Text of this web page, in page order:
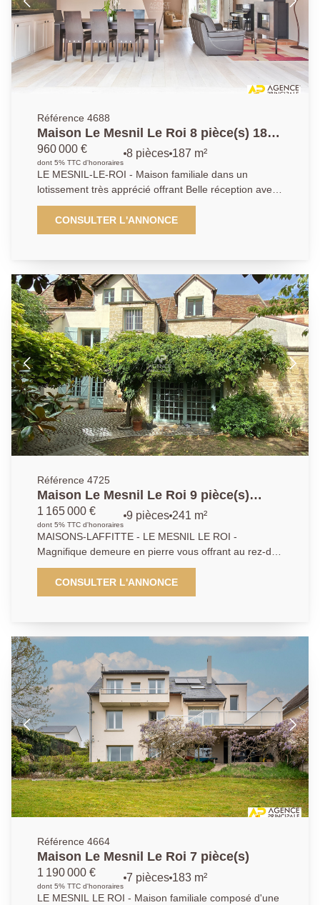
Référence 4688
Maison Le Mesnil Le Roi 8 pièce(s) 187
m2
960 000 €
dont 5% TTC d'honoraires
8 pièces 187 m²
LE MESNIL-LE-ROI - Maison familiale dans un
lotissement très apprécié offrant Belle réception avec
cheminée -et Véranda ouvrant directement sur jardin
clos et sans vis à vis - Cuisine ouverte aménagée et
équipée et Arrière cuisine - Cave à vin. 5 chambres
(possibilité 6ème chambre) - Jardin clos - Garage
double avec recharge électrique. Agence Principale -
AP: 01.39.62.04.04
CONSULTER L'ANNONCE
Référence 4725
Maison Le Mesnil Le Roi 9 pièce(s)
241.18 m2
1 165 000 €
dont 5% TTC d'honoraires
9 pièces 241 m²
MAISONS-LAFFITTE - LE MESNIL LE ROI -
Magnifique demeure en pierre vous offrant au rez-de
chaussée une vaste entrée avec cuisine américaine
équipée - Salon et Séjour - Nombreux rangements -
Cellier. A l'étage Vaste séjour de 40m² avec cheminé
aménagés 4 Chambres avec rangements et Bureau -
Salle de bains. Le bien offre une dépendance avec
une chambre supplémentaire et salle d'eau. Un vrai
charme de l'ancien en parfait état. Agence Principale
A.P.01.39.62.04.04
CONSULTER L'ANNONCE
Référence 4664
Maison Le Mesnil Le Roi 7 pièce(s)
1 190 000 €
dont 5% TTC d'honoraires
7 pièces 183 m²
LE MESNIL LE ROI - Maison familiale composé d'une